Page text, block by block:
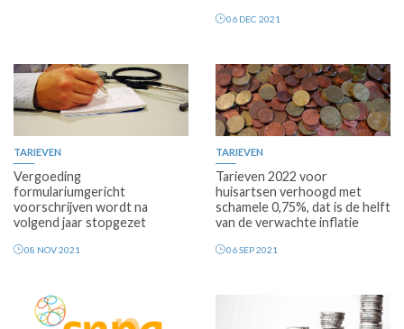
06 DEC 2021
TARIEVEN
Vergoeding
formulariumgericht
voorschrijven wordt na
volgend jaar stopgezet
08 NOV 2021
Premium
TARIEVEN
Tarieven 2022 voor
huisartsen verhoogd met
schamele 0,75%, dat is de helft
van de verwachte inflatie
06 SEP 2021